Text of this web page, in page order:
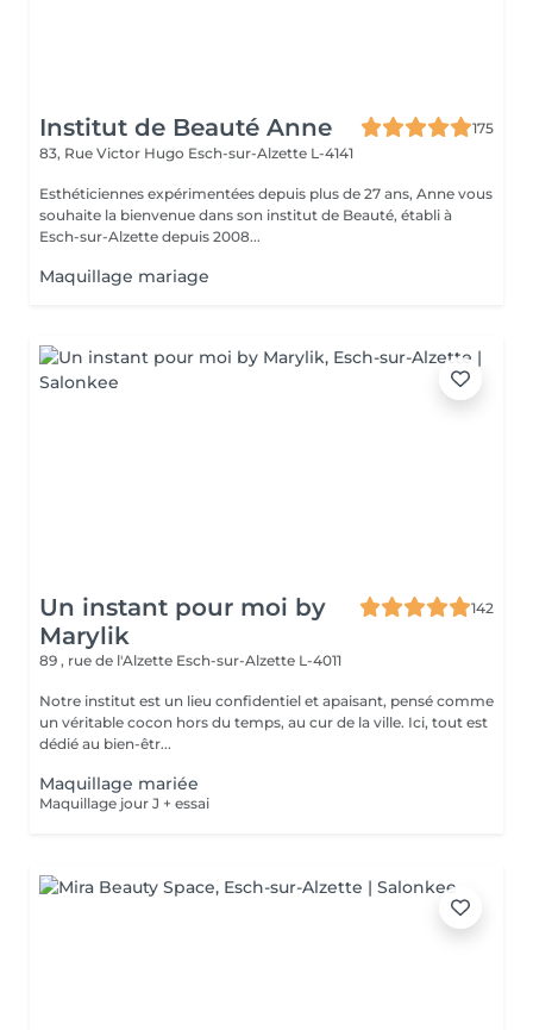
Institut de Beauté Anne
175
83, Rue Victor Hugo Esch-sur-Alzette L-4141
Esthéticiennes expérimentées depuis plus de 27 ans, Anne vous
souhaite la bienvenue dans son institut de Beauté, établi à
Esch-sur-Alzette depuis 2008...
Maquillage mariage
Un instant pour moi by
Marylik
142
89 , rue de l'Alzette Esch-sur-Alzette L-4011
Notre institut est un lieu confidentiel et apaisant, pensé comme
un véritable cocon hors du temps, au cur de la ville. Ici, tout est
dédié au bien-êtr...
Maquillage mariée
Maquillage jour J + essai